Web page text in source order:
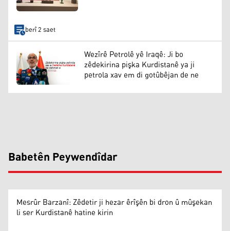
berî 2 saet
Wezîrê Petrolê yê Iraqê: Ji bo
zêdekirina pişka Kurdistanê ya ji
petrola xav em di gotûbêjan de ne
Babetên Peywendîdar
Mesrûr Barzanî: Zêdetir ji hezar êrîşên bi dron û mûşekan
li ser Kurdistanê hatine kirin